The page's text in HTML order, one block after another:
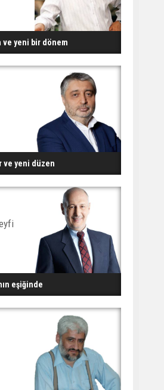
ve yeni bir dönem
ve yeni düzen
eşiğinde